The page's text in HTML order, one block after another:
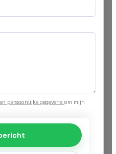
persoonlijke gegevens om mijn